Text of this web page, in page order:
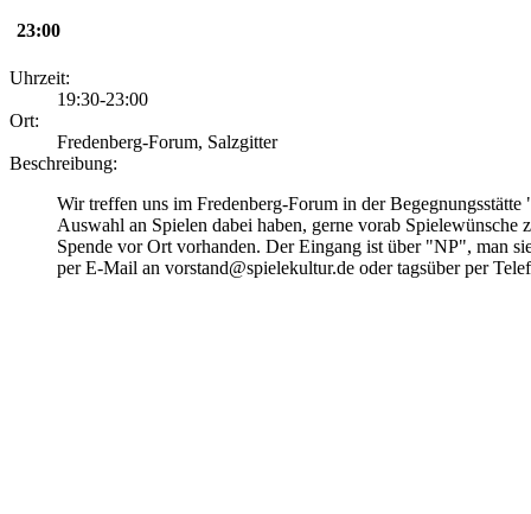
23:00
Uhrzeit:
19:30-23:00
Ort:
Fredenberg-Forum, Salzgitter
Beschreibung:
Wir treffen uns im Fredenberg-Forum in der
Auswahl an Spielen dabei haben, gerne vorab
Spende vor Ort vorhanden. Der Eingang ist über "NP", man
per E-Mail an vorstand@spielekultur.de oder tagsüber per